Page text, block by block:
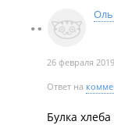
26 февраля
Ответ на
Булка